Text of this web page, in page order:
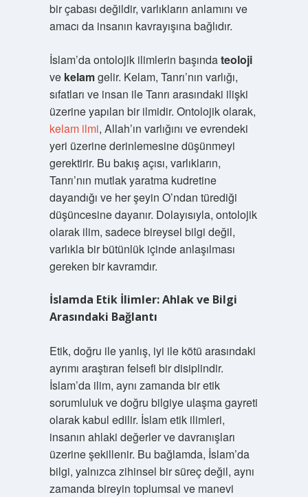
bir çabası değildir, varlıkların anlamını ve
amacı da insanın kavrayışına bağlıdır.
İslam’da ontolojik ilimlerin başındateoloji
ve kelamgelir. Kelam, Tanrı’nın varlığı,
sıfatları ve insan ile Tanrı arasındaki ilişki
üzerine yapılan bir ilmidir. Ontolojik olarak,
kelam ilmi, Allah’ın varlığını ve evrendeki
yeri üzerine derinlemesine düşünmeyi
gerektirir. Bu bakış açısı, varlıkların,
Tanrı’nın mutlak yaratma kudretine
dayandığı ve her şeyin O’ndan türediği
düşüncesine dayanır. Dolayısıyla, ontolojik
olarak ilim, sadece bireysel bilgi değil,
varlıkla bir bütünlük içinde anlaşılması
gereken bir kavramdır.
İslamda Etik İlimler: Ahlak ve Bilgi
Arasındaki Bağlantı
Etik, doğru ile yanlış, iyi ile kötü arasındaki
ayrımı araştıran felsefi bir disiplindir.
İslam’da ilim, aynı zamanda bir etik
sorumluluk ve doğru bilgiye ulaşma gayreti
olarak kabul edilir. İslam etik ilimleri,
insanın ahlaki değerler ve davranışları
üzerine şekillenir. Bu bağlamda, İslam’da
bilgi, yalnızca zihinsel bir süreç değil, aynı
zamanda bireyin toplumsal ve manevi